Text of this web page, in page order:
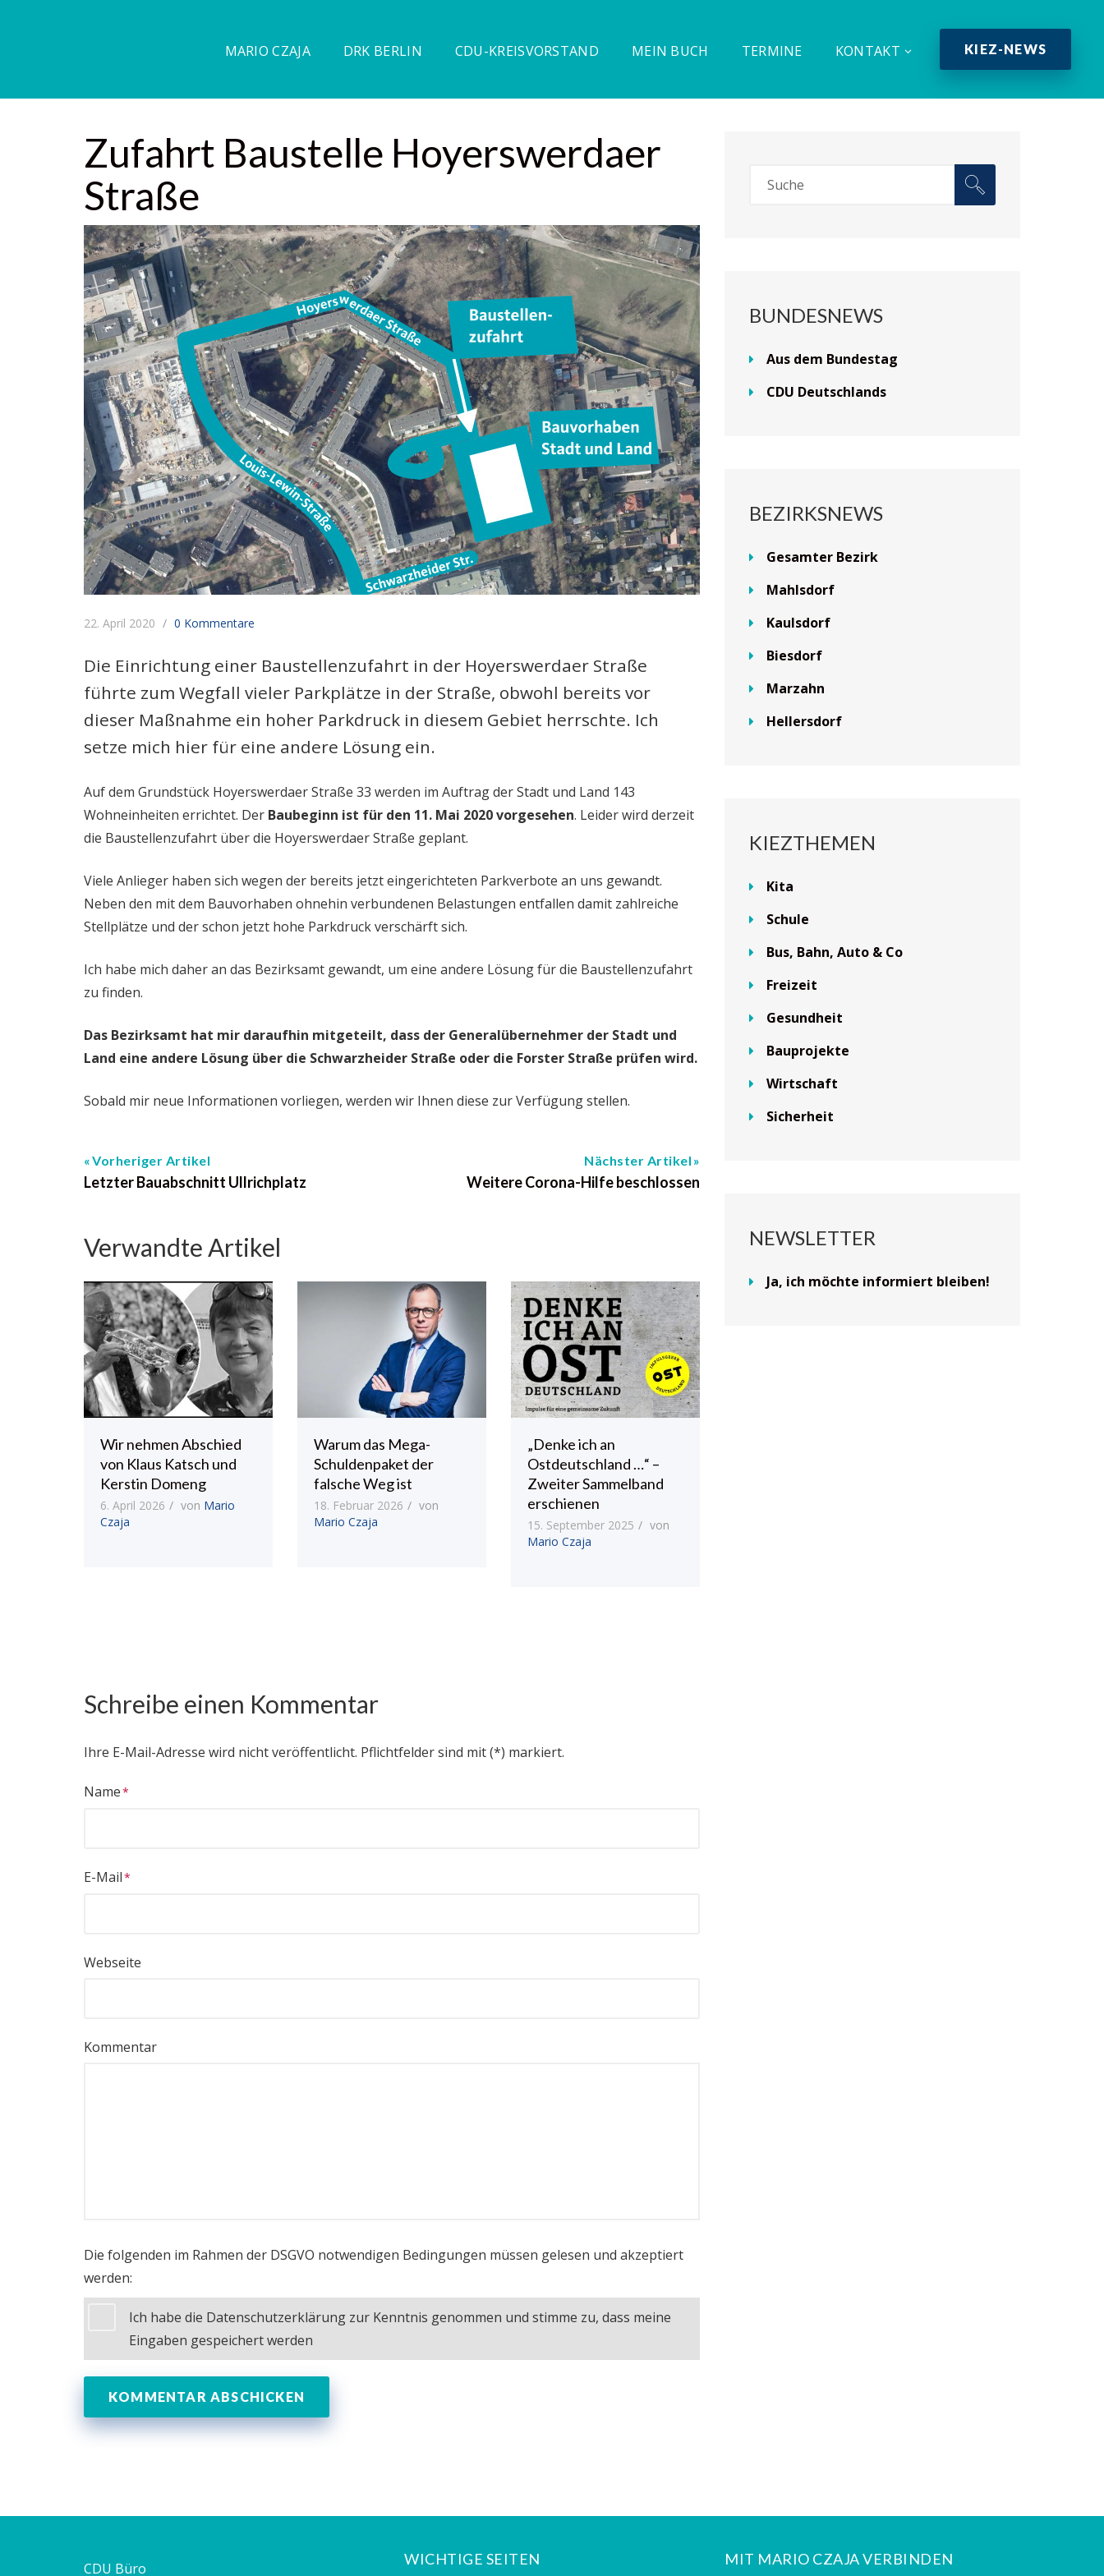
MARIO CZAJA DRK BERLIN CDU-KREISVORSTAND MEIN BUCH TERMINE KONTAKT KIEZ-NEWS
Zufahrt Baustelle Hoyerswerdaer
Straße
22. April 2020 0 Kommentare
Die Einrichtung einer Baustellenzufahrt in der Hoyerswerdaer Straße
führte zum Wegfall vieler Parkplätze in der Straße, obwohl bereits vor
dieser Maßnahme ein hoher Parkdruck in diesem Gebiet herrschte. Ich
setze mich hier für eine andere Lösung ein.
Auf dem Grundstück Hoyerswerdaer Straße 33 werden im Auftrag der Stadt und Land 143
Wohneinheiten errichtet. Der Baubeginn ist für den 11. Mai 2020 vorgesehen. Leider wird derzeit
die Baustellenzufahrt über die Hoyerswerdaer Straße geplant.
Viele Anlieger haben sich wegen der bereits jetzt eingerichteten Parkverbote an uns gewandt.
Neben den mit dem Bauvorhaben ohnehin verbundenen Belastungen entfallen damit zahlreiche
Stellplätze und der schon jetzt hohe Parkdruck verschärft sich.
Ich habe mich daher an das Bezirksamt gewandt, um eine andere Lösung für die Baustellenzufahrt
zu finden.
Das Bezirksamt hat mir daraufhin mitgeteilt, dass der Generalübernehmer der Stadt und
Land eine andere Lösung über die Schwarzheider Straße oder die Forster Straße prüfen wird.
Sobald mir neue Informationen vorliegen, werden wir Ihnen diese zur Verfügung stellen.
Vorheriger Artikel
Letzter Bauabschnitt Ullrichplatz
Nächster Artikel
Weitere Corona-Hilfe beschlossen
Verwandte Artikel
Wir nehmen Abschied
von Klaus Katsch und
Kerstin Domeng
6. April 2026 von Mario
Czaja
Warum das Mega-
Schuldenpaket der
falsche Weg ist
18. Februar 2026
von
Mario Czaja
„Denke ich an
Ostdeutschland …“ –
Zweiter Sammelband
erschienen
15. September 2025
von
Mario Czaja
Schreibe einen Kommentar
Ihre E-Mail-Adresse wird nicht veröffentlicht. Pflichtfelder sind mit (*) markiert.
Name
E-Mail
Webseite
Kommentar
Die folgenden im Rahmen der DSGVO notwendigen Bedingungen müssen gelesen und akzeptiert
werden:
Ich habe die Datenschutzerklärung zur Kenntnis genommen und stimme zu, dass meine
Eingaben gespeichert werden
BUNDESNEWS
Aus dem Bundestag
CDU Deutschlands
BEZIRKSNEWS
Gesamter Bezirk
Mahlsdorf
Kaulsdorf
Biesdorf
Marzahn
Hellersdorf
KIEZTHEMEN
Kita
Schule
Bus, Bahn, Auto & Co
Freizeit
Gesundheit
Bauprojekte
Wirtschaft
Sicherheit
NEWSLETTER
Ja, ich möchte informiert bleiben!
CDU Büro
WICHTIGE SEITEN MIT MARIO CZAJA VERBINDEN